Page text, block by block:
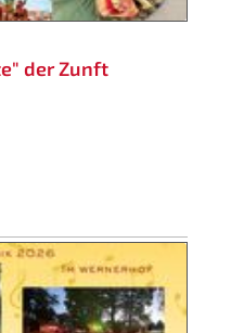
der Zunft